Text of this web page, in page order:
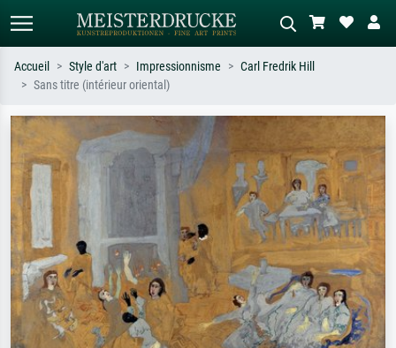
Recherchez par artiste, titre ou style –
ex. Monet, Nuit étoilée,
impressionnisme, vague de Hokusai,
Décrivez la scène – ex. prairie verte,
abstrait avec beaucoup de rouge,
tableau sombre, nu debout près d'un
arbre.
Accueil Style d'art Impressionnisme
Carl Fredrik Hill
Sans titre (intérieur oriental)